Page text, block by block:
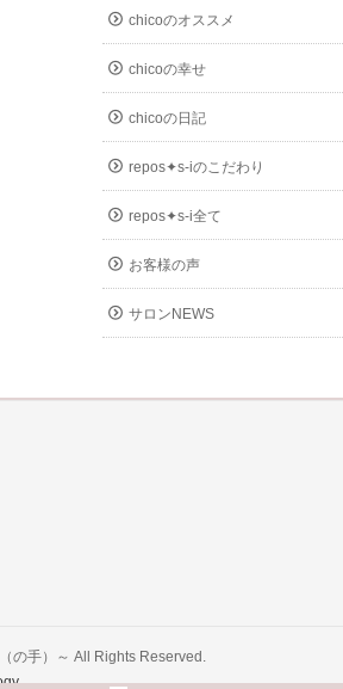
chicoのオススメ
chicoの幸せ
chicoの日記
repos✦s-iのこだわり
repos✦s-i全て
お客様の声
サロンNEWS
の手）～ All Rights Reserved.